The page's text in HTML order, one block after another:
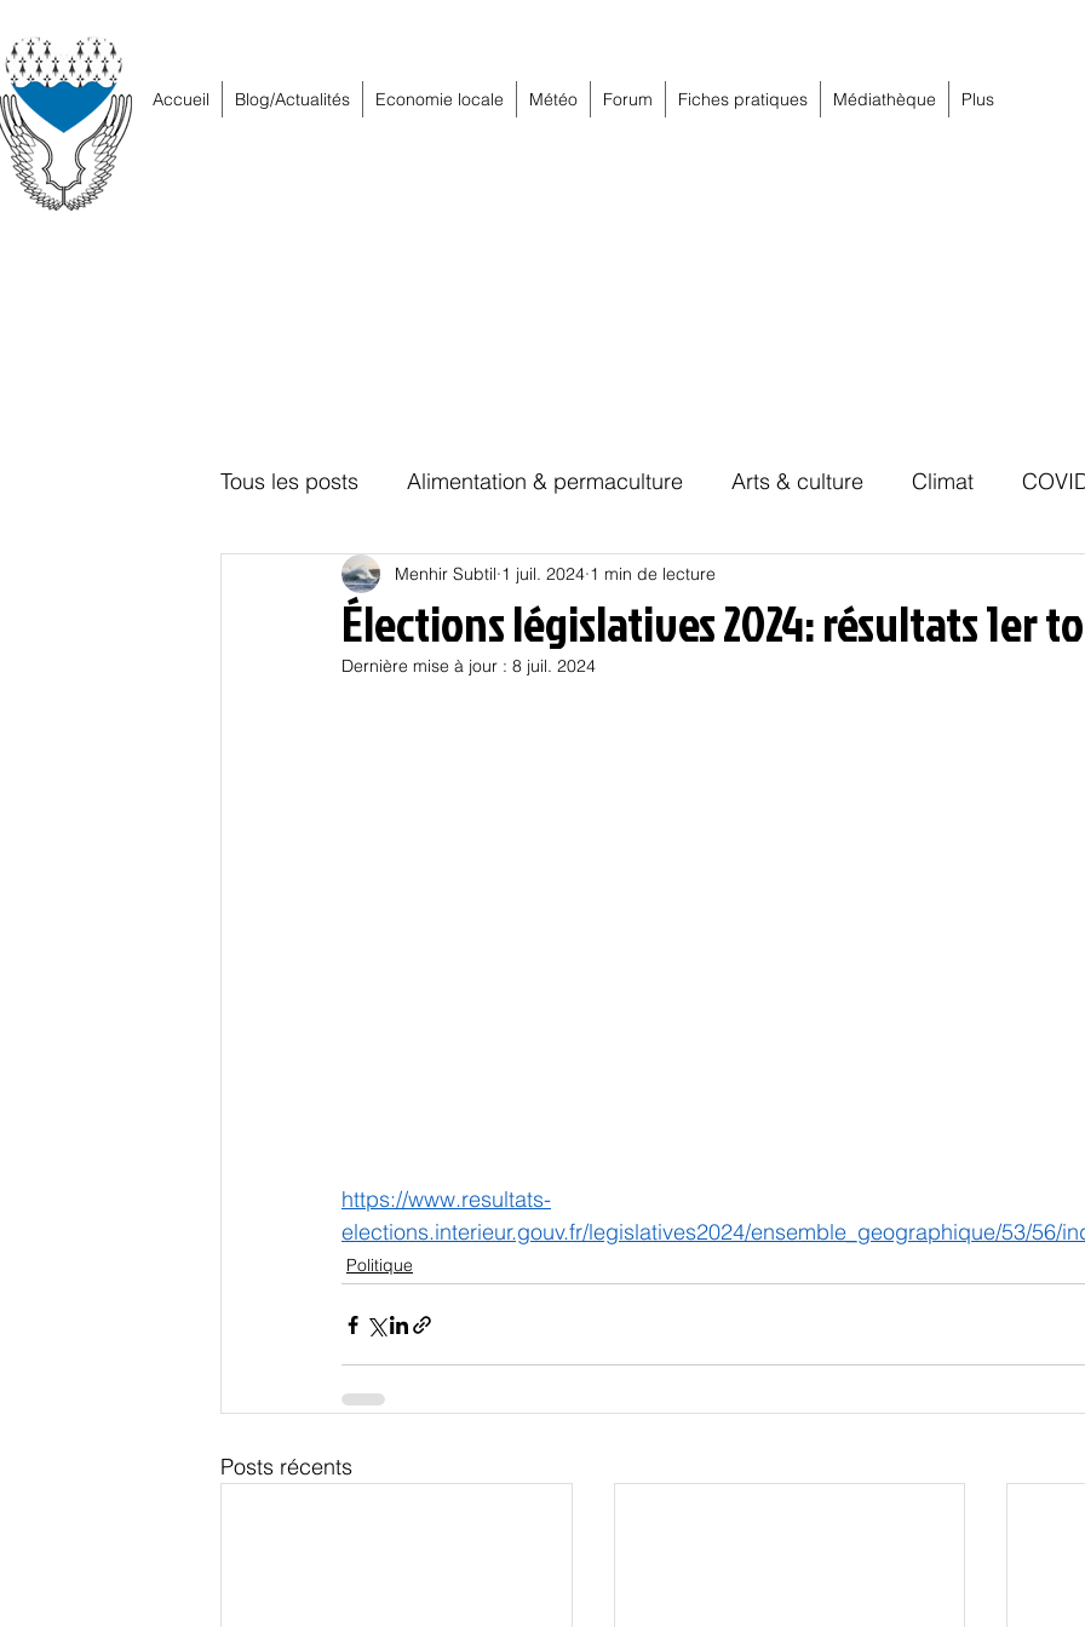
Accueil Blog/Actualités Economie locale Météo Forum Fiches pratiques Médiathèque Plus
Tous les posts Alimentation & permaculture Arts & culture Climat
Education Energies Habitat Hors piste
Oligarchie Politique
Élections législatives 2024: résultats 1er
Menhir Subtil 1 juil. 2024 1 min de lecture
Dernière mise à jour : 8 juil. 2024
https://www.resultats-
elections.interieur.gouv.fr/legislatives2024/ensemble_geographique/53/56/
Politique
Posts récents